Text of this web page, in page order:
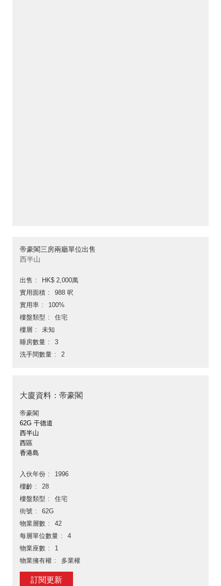
帝豪閣三房兩廳單位出售
西半山
出售
HK$ 2,000萬
實用面積
988 呎
實用率
100%
樓盤類型
住宅
樓層
未知
睡房數量
3
洗手間數量
2
大廈資料：帝豪閣
帝豪閣
62G 干德道
西半山
西區
香港島
入伙年份
1996
樓齡
28
樓盤類型
住宅
街號
62G
物業層數
42
每層單位數量
4
物業座數
1
物業擁有權
多業權
訂閱更新